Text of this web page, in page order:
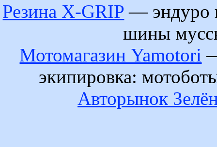
Резина X-GRIP — эндуро
шины
Мотомагазин Yamotori
экипировка:
Авторынок